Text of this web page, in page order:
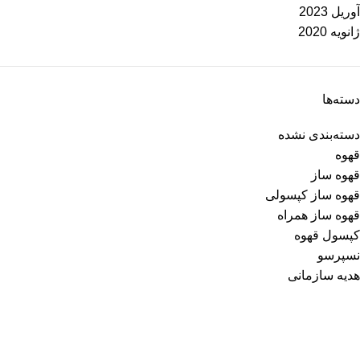
آوریل 2023
ژانویه 2020
دسته‌ها
دسته‌بندی نشده
قهوه
قهوه ساز
قهوه ساز کپسولی
قهوه ساز همراه
کپسول قهوه
نسپرسو
هدیه سازمانی